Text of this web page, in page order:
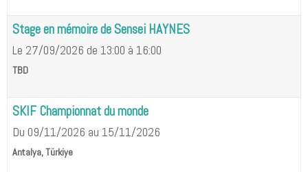
Stage en mémoire de Sensei HAYNES
Le 27/09/2026 de 13:00 à 16:00
TBD
SKIF Championnat du monde
Du 09/11/2026 au 15/11/2026
Antalya, Türkiye